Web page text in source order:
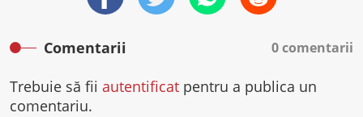
Comentarii 0 comentarii
Trebuie să fii autentificat pentru a publica un
comentariu.